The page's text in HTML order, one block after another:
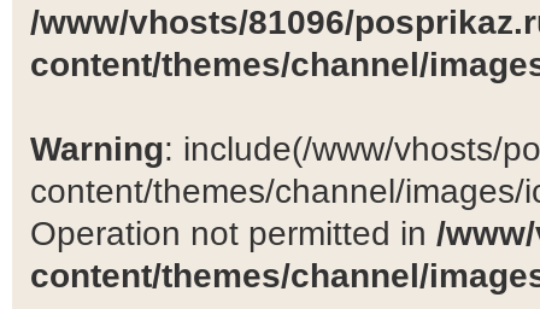
/www/vhosts/81096/
content/themes/channel/
Warning: include(/www/vhosts/
content/themes/channel/
Operation not permitted in /
content/themes/channel/